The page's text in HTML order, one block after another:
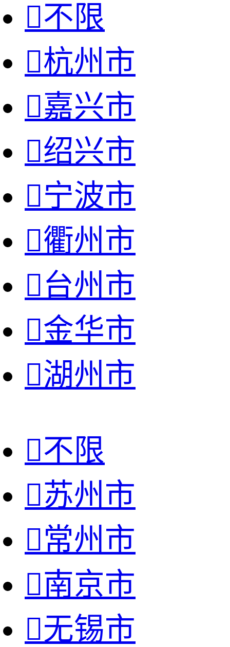
不限
杭州市
嘉兴市
绍兴市
宁波市
衢州市
台州市
金华市
湖州市
不限
苏州市
常州市
南京市
无锡市